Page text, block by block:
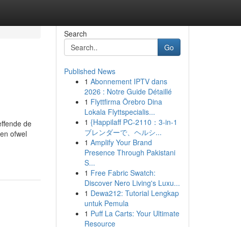
de
ofwel
Search
Go
Published News
1 Abonnement IPTV dans
2026 : Notre Guide Détaillé
1 Flyttfirma Örebro Dina
Lokala Flyttspecialis...
1 {Happilaff PC-2110：3-in-1
ブレンダーで、ヘルシ...
1 Amplify Your Brand
Presence Through Pakistani
S...
1 Free Fabric Swatch:
Discover Nero Living's Luxu...
1 Dewa212: Tutorial Lengkap
untuk Pemula
1 Puff La Carts: Your Ultimate
Resource